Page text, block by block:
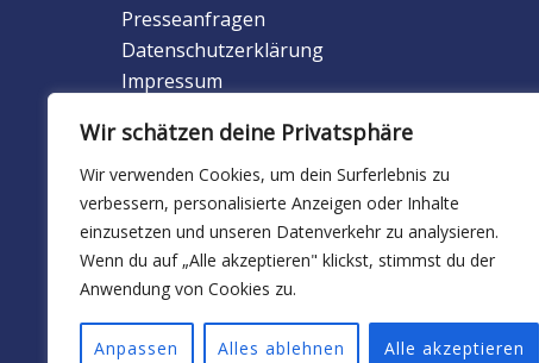
Wir schätzen deine Privatsphäre
Wir verwenden Cookies, um dein Surferlebnis zu
verbessern, personalisierte Anzeigen oder Inhalte
einzusetzen und unseren Datenverkehr zu analysieren.
Wenn du auf „Alle akzeptieren" klickst, stimmst du der
Anwendung von Cookies zu.
Anpassen Alles ablehnen Alle akzeptieren
Presseanfragen
Datenschutzerklärung
Impressum
Downloads
Alle externen Links sind mit diesem Symbol
gekennzeichnet.